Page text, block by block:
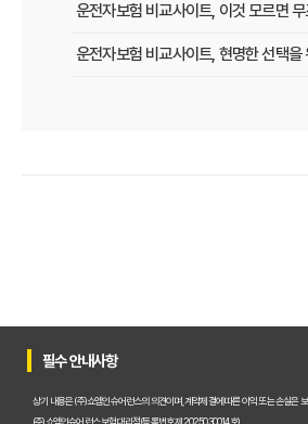
운전자보험 비교사이트, 이것 모르면
운전자보험 비교사이트, 현명한 선택
운전자보험 비교사이트 활용법: 숨겨진
운전자보험 비교사이트 활용법, 전문
"나만 몰랐네?" 운전자보험 비교사이
필수 안내사항
상기 내용은 (주)쇼엠인슈어런스의 의견이며, 계약체결에 따른 이익 또는 손실은
(주)쇼엠인슈어런스 보험대리점(등록번호 제2025030014호)